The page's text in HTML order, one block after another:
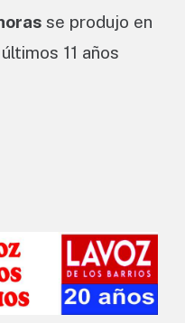
se produjo en
11 años